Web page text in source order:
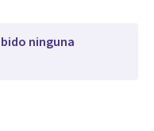
ninguna